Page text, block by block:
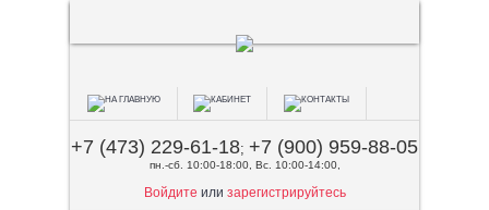
+7 (473) 229-61-18; +7 (900) 959-88-05
пн.-сб. 10:00-18:00, Вс. 10:00-14:00,
Войдите или зарегистрируйтесь